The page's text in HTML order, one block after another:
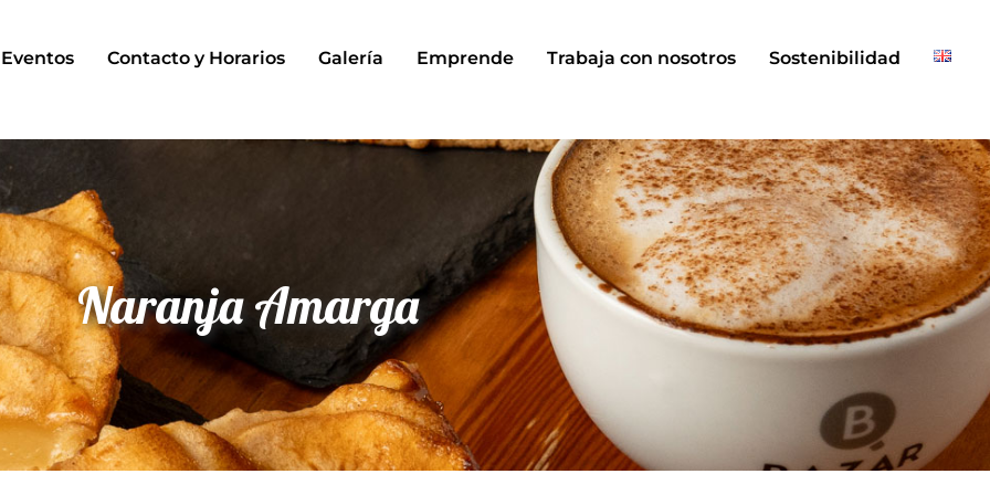
Eventos Contacto y Horarios Galería Emprende Trabaja con nosotros Sostenibilidad
Naranja Amarga